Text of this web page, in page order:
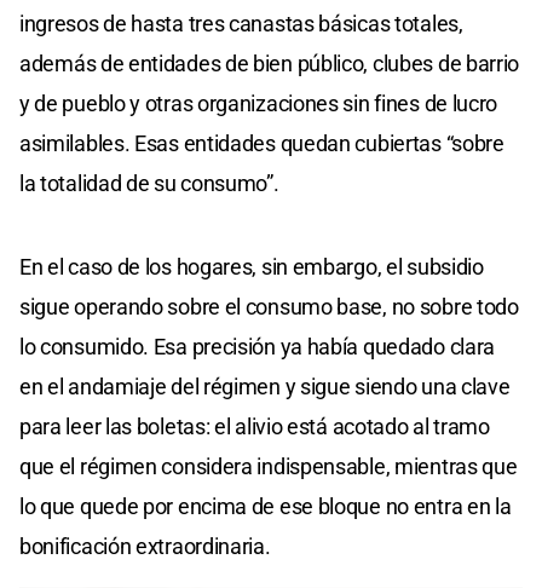
ingresos de hasta tres canastas básicas totales,
además de entidades de bien público, clubes de barrio
y de pueblo y otras organizaciones sin fines de lucro
asimilables. Esas entidades quedan cubiertas “sobre
la totalidad de su consumo”.
En el caso de los hogares, sin embargo, el subsidio
sigue operando sobre el consumo base, no sobre todo
lo consumido. Esa precisión ya había quedado clara
en el andamiaje del régimen y sigue siendo una clave
para leer las boletas: el alivio está acotado al tramo
que el régimen considera indispensable, mientras que
lo que quede por encima de ese bloque no entra en la
bonificación extraordinaria.